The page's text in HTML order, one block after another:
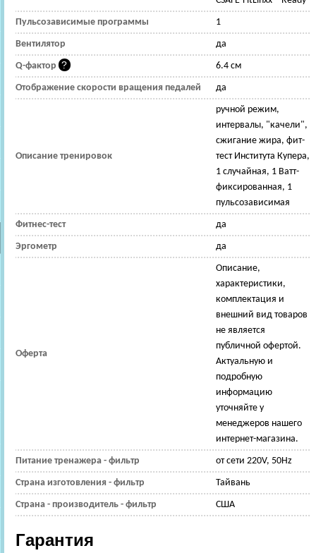
Пульсозависимые программы 1
Вентилятор да
Q-фактор 6.4 см
Отображение скорости вращения педалей да
Описание тренировок
ручной режим,
интервалы, "качели",
сжигание жира, фит-
тест Института Купера,
1 случайная, 1 Ватт-
фиксированная, 1
пульсозависимая
Фитнес-тест да
Эргометр да
Оферта
Описание,
характеристики,
комплектация и
внешний вид товаров
не является
публичной офертой.
Актуальную и
подробную
информацию
уточняйте у
менеджеров нашего
интернет-магазина.
Питание тренажера - фильтр от сети 220V, 50Hz
Страна изготовления - фильтр Тайвань
Страна - производитель - фильтр США
Гарантия